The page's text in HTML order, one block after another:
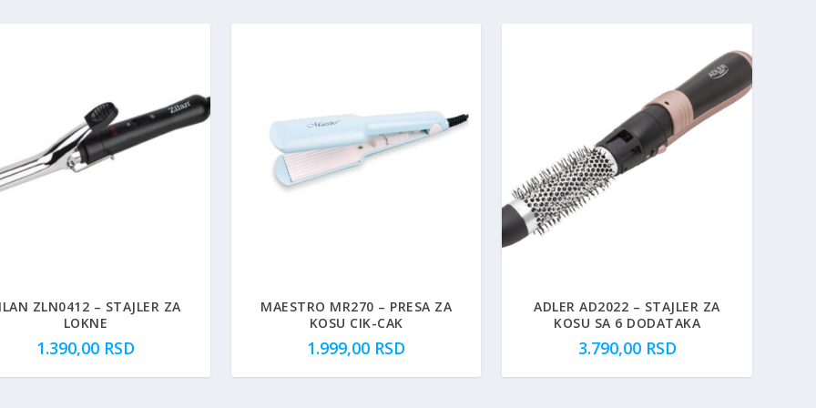
ZLN0412 – STAJLER ZA
LOKNE
1.390,00 RSD
MAESTRO MR270 – PRESA ZA
KOSU CIK-CAK
1.999,00 RSD
ADLER AD2022 – STAJLER ZA
KOSU SA 6 DODATAKA
3.790,00 RSD